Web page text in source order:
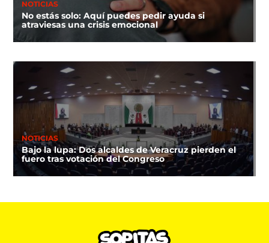
NOTICIAS
No estás solo: Aquí puedes pedir ayuda si
atraviesas una crisis emocional
NOTICIAS
Bajo la lupa: Dos alcaldes de Veracruz pierden el
fuero tras votación del Congreso